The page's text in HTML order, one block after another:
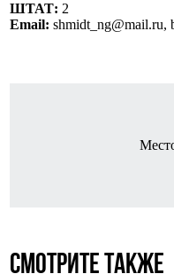
ШТАТ: 2
Email: shmidt_ng@mail.ru,
Смотрите также